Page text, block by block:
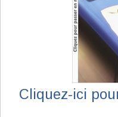
Cliquez-ici